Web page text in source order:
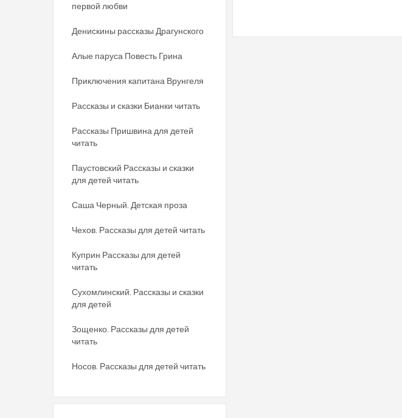
первой любви
Денискины рассказы Драгунского
Алые паруса Повесть Грина
Приключения капитана Врунгеля
Рассказы и сказки Бианки читать
Рассказы Пришвина для детей
читать
Паустовский Рассказы и сказки
для детей читать
Саша Черный. Детская проза
Чехов. Рассказы для детей читать
Куприн Рассказы для детей
читать
Сухомлинский. Рассказы и сказки
для детей
Зощенко. Рассказы для детей
читать
Носов. Рассказы для детей читать